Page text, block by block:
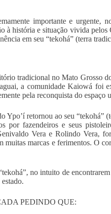
importante e urgente,
à história e situação vivida
em seu “tekohá” (terra
tradicional no Mato Grosso
a comunidade Kaiowá foi
pela reconquista do espaço
retornou ao seu “tekohá”
por fazendeiros e seus
Vera e Rolindo Vera,
muitas marcas e ferimentos. O
no intuito de
PEDINDO QUE: